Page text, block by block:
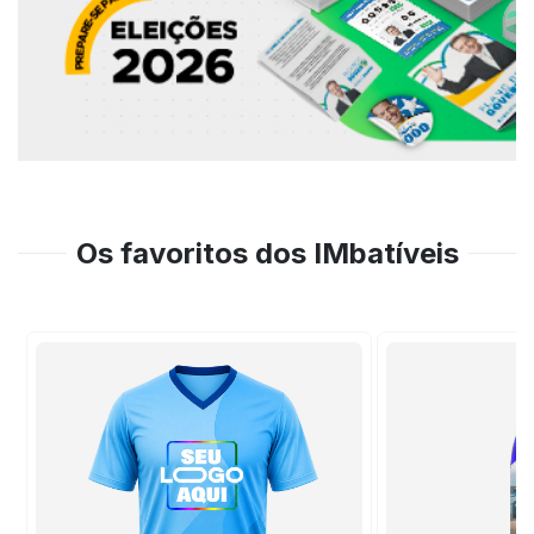
Os favoritos dos IMbatíveis